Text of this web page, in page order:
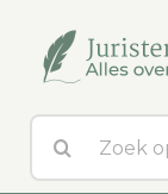
inhoud
Blogs
naar: